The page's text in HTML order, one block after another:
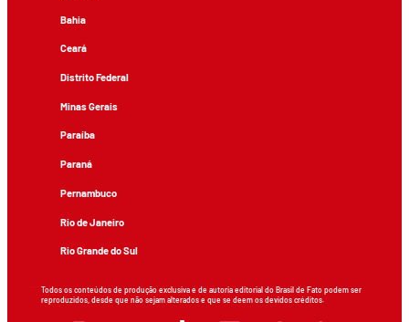
Bahia
Ceará
Distrito Federal
Minas Gerais
Paraíba
Paraná
Pernambuco
Rio de Janeiro
Rio Grande do Sul
Todos os conteúdos de produção exclusiva e de autoria editorial do Brasil de Fato podem ser
reproduzidos, desde que não sejam alterados e que se deem os devidos créditos.